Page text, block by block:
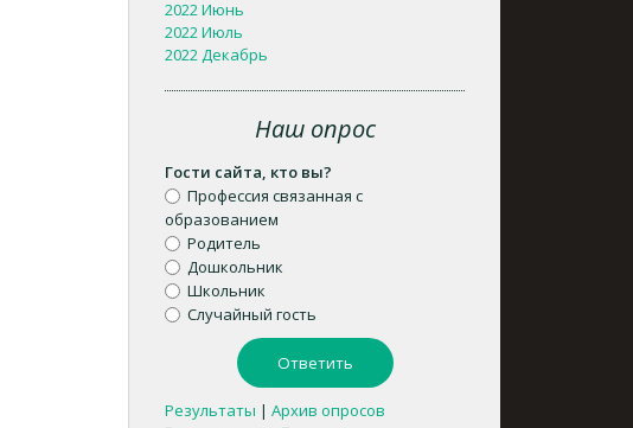
2022 Июнь
2022 Июль
2022 Декабрь
Наш опрос
Гости сайта, кто вы?
Профессия связанная с
образованием
Родитель
Дошкольник
Школьник
Случайный гость
Результаты |Архив опросов